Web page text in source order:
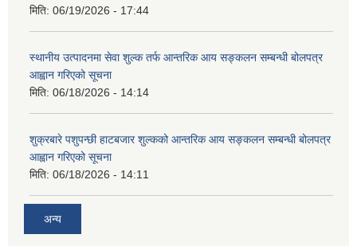
मिति: 06/19/2026 - 17:44
स्थानीय उत्पादनमा सेवा शुल्क तर्फ आन्तरिक आय सङ्कलन सम्बन्धी बोलपत्र
आह्वान गरिएको सूचना
मिति: 06/18/2026 - 14:14
शुक्रबारे पशुपन्छी हाटबजार शुल्कको आन्तरिक आय सङ्कलन सम्बन्धी बोलपत्र
आह्वान गरिएको सूचना
मिति: 06/18/2026 - 14:11
अन्य